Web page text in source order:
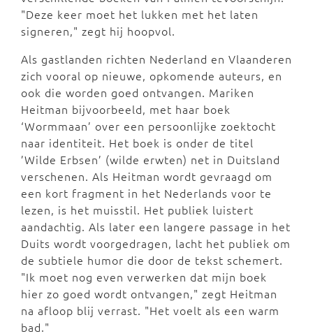
"Deze keer moet het lukken met het laten
signeren," zegt hij hoopvol.
Als gastlanden richten Nederland en Vlaanderen
zich vooral op nieuwe, opkomende auteurs, en
ook die worden goed ontvangen. Mariken
Heitman bijvoorbeeld, met haar boek
‘Wormmaan’ over een persoonlijke zoektocht
naar identiteit. Het boek is onder de titel
’Wilde Erbsen’ (wilde erwten) net in Duitsland
verschenen. Als Heitman wordt gevraagd om
een kort fragment in het Nederlands voor te
lezen, is het muisstil. Het publiek luistert
aandachtig. Als later een langere passage in het
Duits wordt voorgedragen, lacht het publiek om
de subtiele humor die door de tekst schemert.
"Ik moet nog even verwerken dat mijn boek
hier zo goed wordt ontvangen," zegt Heitman
na afloop blij verrast. "Het voelt als een warm
bad."